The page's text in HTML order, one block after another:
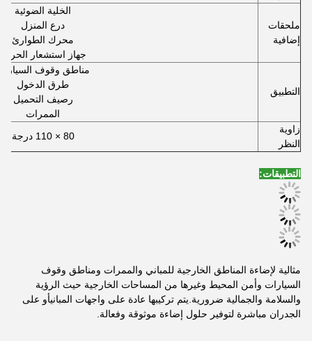
ملحقات
إضافية
الخلية الضوئية
درع المنزل
محرك الطوارئ
جهاز استشعار الحركة
التطبيق
مناطق وقوف
طرق الدخول
رصيف التحميل
الممرات
زاوية
النظر
80 × 110 درجة
التطبيقات:
مثالية لإضاءة المناطق الخارجية للمباني والممرات ومناطق وقوف
السيارات وأمن المحيط وغيرها من المساحات الخارجية حيث الرؤية
والسلامة والجمالية ضرورية.يتم تركيبها عادة على واجهات المبانيأو على
الجدران مباشرة لتوفير حلول إضاءة موثوقة وفعالة.